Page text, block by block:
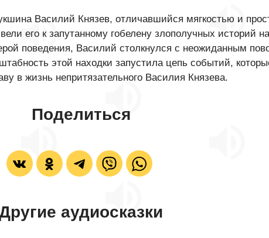
Василий Князев, отличавшийся мягкостью и
его к запутанному гобелену злополучных историй
поведения, Василий столкнулся с неожиданным
этой находки запустила цепь событий,
в жизнь непритязательного Василия Князева.
Поделиться
аудиосказки